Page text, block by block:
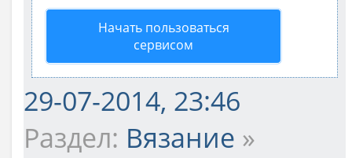
Начать пользоваться
сервисом
29-07-2014, 23:46
Раздел: Вязание »